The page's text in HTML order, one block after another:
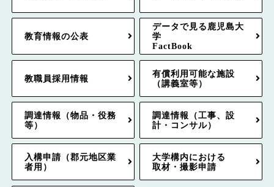
教育情報の公表
データで見る鹿児島大
学
FactBook
教職員採用情報
有償利用可能な施設
（講義室等）
調達情報（物品・役務
等）
調達情報（工事、設
計・コンサル）
入構申請（郡元地区業
者用）
大学構内における
取材・撮影申請